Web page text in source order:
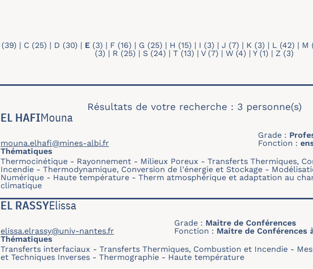
(39) | C (25) | D (30) | E (3) | F (16) | G (25) | H (15) | I (3) | J (7) | K (3) | L (42) | M
(3) | R (25) | S (24) | T (13) | V(7) | W (4) | Y(1) | Z (3)
Résultats de votre recherche : 3 personne(s)
EL HAFIMouna
mouna.elhafi@mines-albi.fr
Grade
Fonction
Thématiques
Thermocinétique
Rayonnement Milieux Poreux
Transferts Thermiques,
Incendie
Thermodynamique, Conversion de l'énergie et Stockage
Numérique
Haute température
Therm atmosphérique et adaptation au
climatique
EL RASSYElissa
elissa.elrassy@univ-nantes.fr
Grade
Maitre de Conférences
Fonction
Maitre de Conférences
Thématiques
Transferts interfaciaux
Transferts Thermiques, Combustion et Incendie
et Techniques Inverses
Thermographie Haute température